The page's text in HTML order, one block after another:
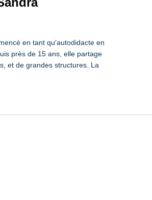
en tant qu'autodidacte en
près de 15 ans, elle partage
et de grandes structures. La